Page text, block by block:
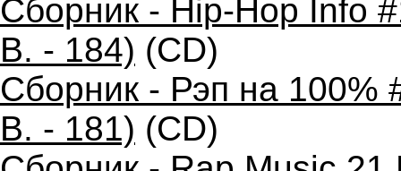
Сборник - Hip-Hop Info
B. - 184) (CD)
Сборник - Рэп на 100%
B. - 181) (CD)